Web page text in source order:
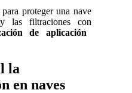
proteger una nave
las filtraciones con
de aplicación
la
en naves